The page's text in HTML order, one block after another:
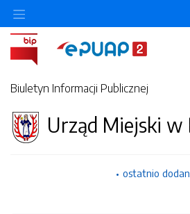
Biuletyn Informacji Publicznej
Urząd Miejski w
ostatnio